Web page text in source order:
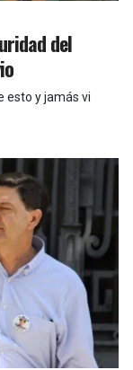
del
esto y jamás vi